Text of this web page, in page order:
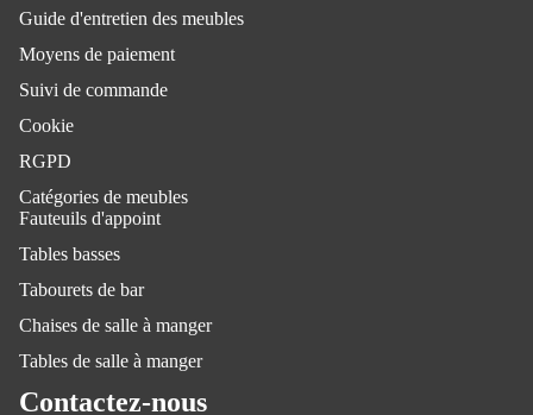
Guide d'entretien des meubles
Moyens de paiement
Suivi de commande
Cookie
RGPD
Catégories de meubles
Fauteuils d'appoint
Tables basses
Tabourets de bar
Chaises de salle à manger
Tables de salle à manger
Contactez-nous